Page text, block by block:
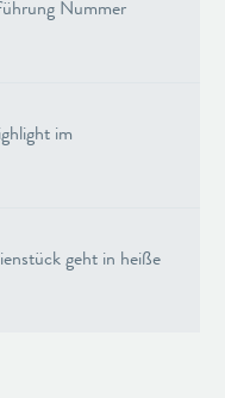
Nummer
im
geht in heiße